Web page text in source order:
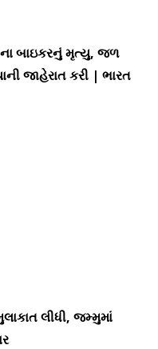
બાઇકરનું મૃત્યુ, જળ
જાહેરાત કરી | ભારત
લીધી, જમ્મુમાં